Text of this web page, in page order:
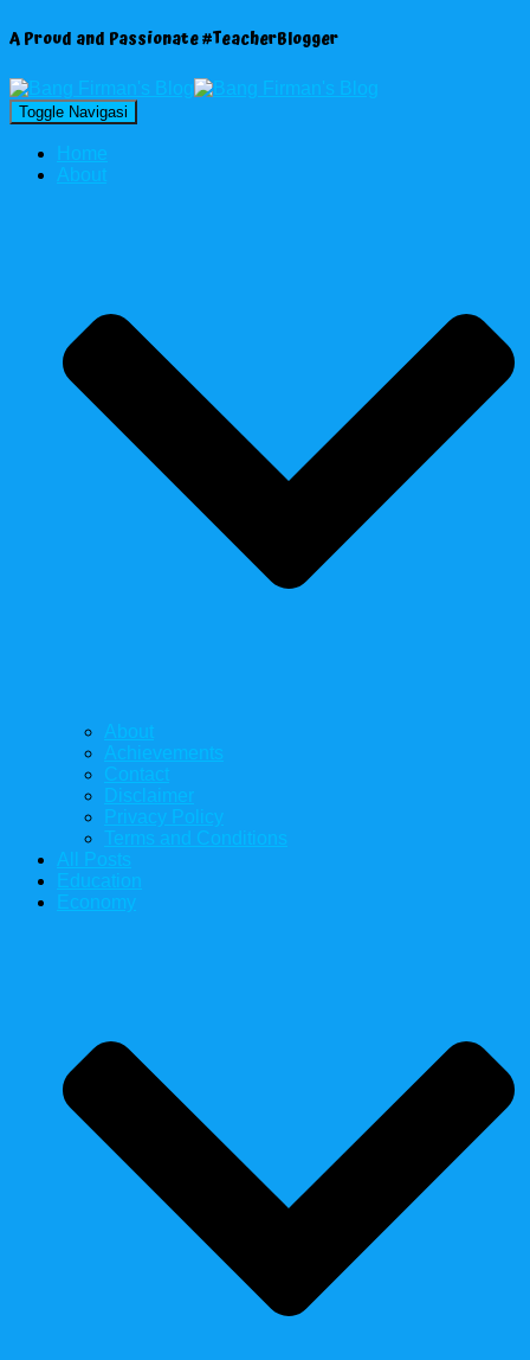
A Proud and Passionate #TeacherBlogger
Toggle Navigasi
Home
About
About
Achievements
Contact
Disclaimer
Privacy Policy
Terms and Conditions
All Posts
Education
Economy